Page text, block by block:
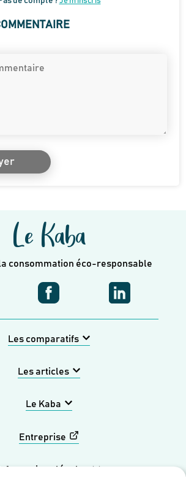
Le Kaba
consommation éco-responsable
Les comparatifs
Les articles
Le Kaba
Entreprise
légales